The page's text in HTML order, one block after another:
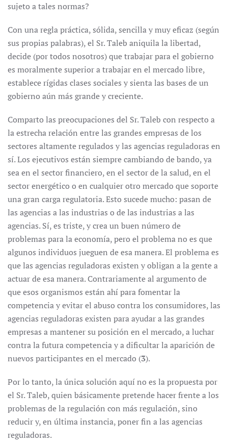
sujeto a tales normas?
Con una regla práctica, sólida, sencilla y muy eficaz (según
sus propias palabras), el Sr. Taleb aniquila la libertad,
decide (por todos nosotros) que trabajar para el gobierno
es moralmente superior a trabajar en el mercado libre,
establece rígidas clases sociales y sienta las bases de un
gobierno aún más grande y creciente.
Comparto las preocupaciones del Sr. Taleb con respecto a
la estrecha relación entre las grandes empresas de los
sectores altamente regulados y las agencias reguladoras en
sí. Los ejecutivos están siempre cambiando de bando, ya
sea en el sector financiero, en el sector de la salud, en el
sector energético o en cualquier otro mercado que soporte
una gran carga regulatoria. Esto sucede mucho: pasan de
las agencias a las industrias o de las industrias a las
agencias. Sí, es triste, y crea un buen número de
problemas para la economía, pero el problema no es que
algunos individuos jueguen de esa manera. El problema es
que las agencias reguladoras existen y obligan a la gente a
actuar de esa manera. Contrariamente al argumento de
que esos organismos están ahí para fomentar la
competencia y evitar el abuso contra los consumidores, las
agencias reguladoras existen para ayudar a las grandes
empresas a mantener su posición en el mercado, a luchar
contra la futura competencia y a dificultar la aparición de
nuevos participantes en el mercado (3).
Por lo tanto, la única solución aquí no es la propuesta por
el Sr. Taleb, quien básicamente pretende hacer frente a los
problemas de la regulación con más regulación, sino
reducir y, en última instancia, poner fin a las agencias
reguladoras.